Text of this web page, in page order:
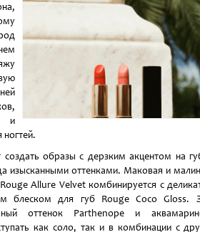
и
ногтей.
создать образы с дерзким акцентом на
изысканными оттенками. Маковая и
Allure Velvet комбинируется с
блеском для губ Rouge Coco Gloss.
оттенок Parthenope и
как соло, так и в комбинации с